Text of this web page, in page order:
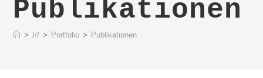
Publikationen
> /// > Portfolio > Publikationen